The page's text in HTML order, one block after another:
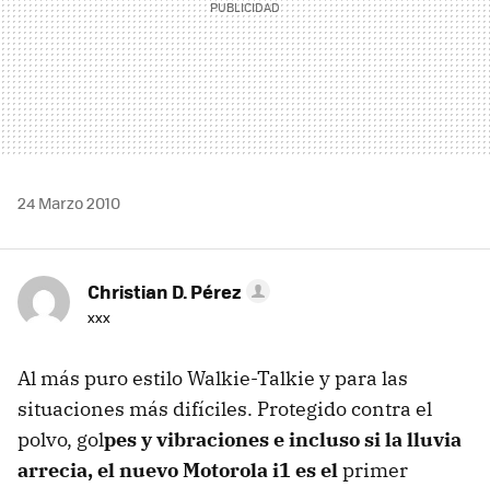
24 Marzo 2010
Christian D. Pérez
xxx
Al más puro estilo Walkie-Talkie y para las
situaciones más difíciles. Protegido contra el
polvo, golpes y vibraciones e incluso si la lluvia
arrecia, el nuevo Motorola i1 es elprimer